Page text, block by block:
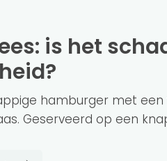
hamburger met
Geserveerd op een